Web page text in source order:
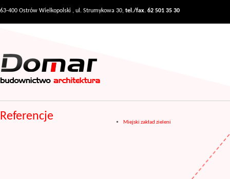
63-400 Ostrów Wielkopolski , ul. Strumykowa 30, tel./fax. 62 501 35 30
Referencje Miejski zakład zieleni